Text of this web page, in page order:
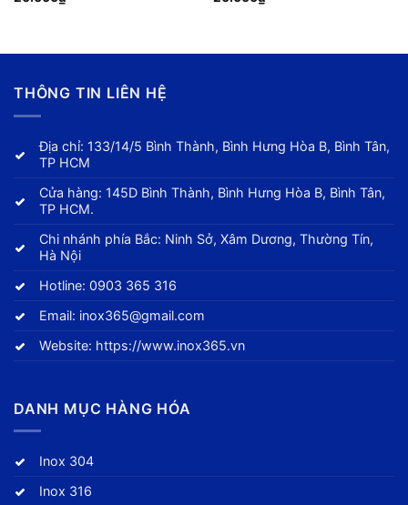
THÔNG TIN LIÊN HỆ
Địa chỉ: 133/14/5 Bình Thành, Bình Hưng Hòa B, Bình Tân,
TP HCM
Cửa hàng: 145D Bình Thành, Bình Hưng Hòa B, Bình Tân,
TP HCM.
Chi nhánh phía Bắc: Ninh Sở, Xâm Dương, Thường Tín,
Hà Nội
Hotline:0903 365 316
Email: inox365@gmail.com
Website: https://www.inox365.vn
DANH MỤC HÀNG HÓA
Inox 304
Inox 316